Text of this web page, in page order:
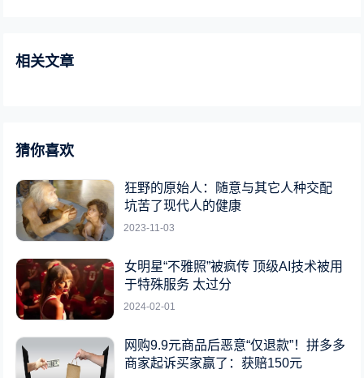
相关文章
猜你喜欢
狂野的原始人：随意与其它人种交配
坑苦了现代人的健康
2023-11-03
女明星“不雅照”被疯传 顶级AI技术被用
于特殊服务 太过分
2024-02-01
网购9.9元商品后恶意“仅退款”！拼多多
商家起诉买家赢了：获赔150元